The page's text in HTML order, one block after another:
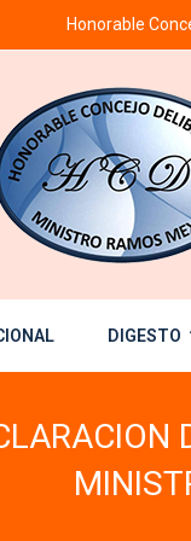
Honorable
DIGESTO